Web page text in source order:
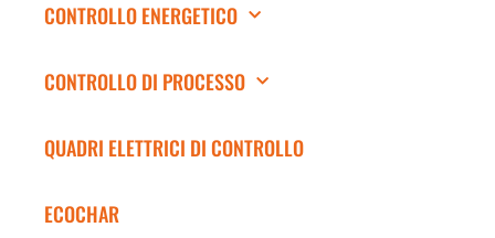
CONTROLLO ENERGETICO
CONTROLLO DI PROCESSO
QUADRI ELETTRICI DI CONTROLLO
ECOCHAR